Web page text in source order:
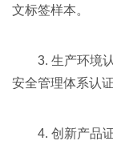
文标签样本。
3. 生产环境
安全管理体系认
4. 创新产品